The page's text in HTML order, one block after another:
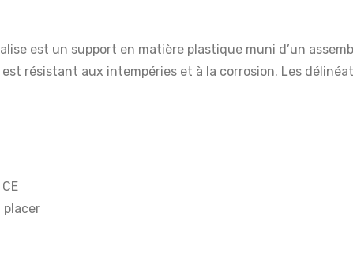
est un support en matière plastique muni d’un
résistant aux intempéries et à la corrosion. Les
placer